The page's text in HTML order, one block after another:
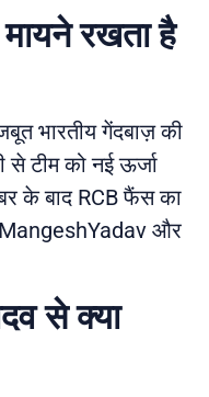
रखता है
भारतीय गेंदबाज़ की
टीम को नई ऊर्जा
के बाद RCB फैंस का
और
से क्या